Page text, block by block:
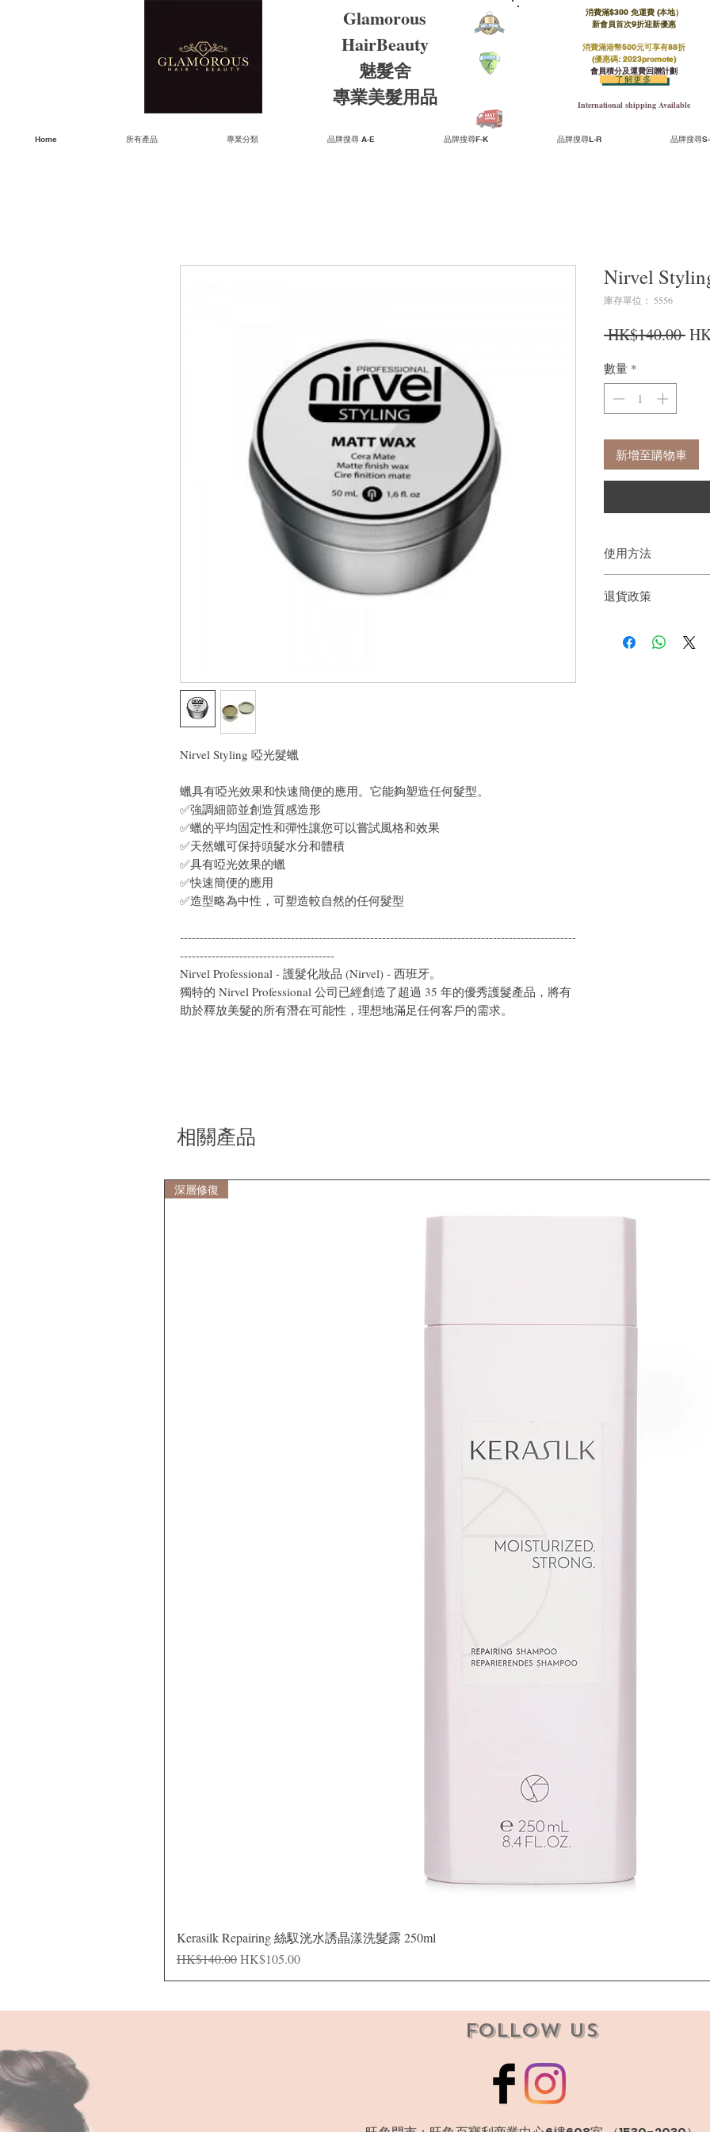
Glamorous
HairBeauty
魅髮舍
​​專業美髮用品
消費滿$300 免運費 (本地）​
新會員首次9折迎新優惠
消費滿港幣500元可享有88折
(優惠碼: 2023promote)
會員積分及運費回贈計劃
International shipping Available
了解更多
Home 所有產品 專業分類 品牌搜尋 A-E 品牌搜尋F-K 品牌搜尋L-R 品牌搜尋
Nirvel Styling 啞光髮蠟
蠟具有啞光效果和快速簡便的應用。它能夠塑造任何髮型。
✅強調細節並創造質感造形
✅蠟的平均固定性和彈性讓您可以嘗試風格和效果
✅天然蠟可保持頭髮水分和體積
✅具有啞光效果的蠟
✅快速簡便的應用
✅造型略為中性，可塑造較自然的任何髮型
----------------------------------------------------------------------------------------------------
---------------------------------------
Nirvel Professional - 護髮化妝品 (Nirvel) - 西班牙。
獨特的 Nirvel Professional 公司已經創造了超過 35 年的優秀護髮產品，將有
助於釋放美髮的所有潛在可能性，理想地滿足任何客戶的需求。
Nirvel
庫存單位： 5556
HK$140.00 一
數量 *
新增至購物車
使用方法
退貨政策
戶。首先，您需要在
相關產品
深層修復
Kerasilk Repairing 絲馭洸水誘晶漾洗髮露 250ml
一般價格
HK$140.00促銷價格
HK$105.00
Follow Us